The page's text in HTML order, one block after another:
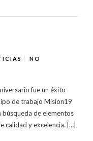
NO
fue un éxito
de trabajo Mision19
búsqueda de elementos
calidad y excelencia. […]